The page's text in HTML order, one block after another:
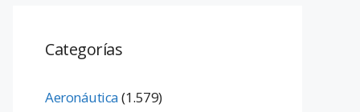
Categorías
Aeronáutica(1.579)